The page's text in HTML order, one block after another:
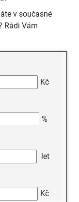
v současné
Rádi Vám
Kč
%
let
Kč